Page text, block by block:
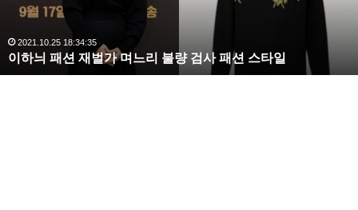
완
벽
한
2020.10.03 10:59:30
복수해라 김사랑, 완벽한 S라인 몸매 시선 압도